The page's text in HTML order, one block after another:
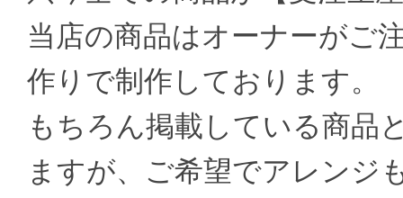
当店の商品はオーナーがご
作りで制作しております。
もちろん掲載している商品
ますが、ご希望でアレンジ